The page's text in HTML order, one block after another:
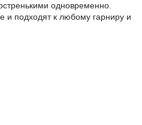
одновременно.
и подходят к любому гарниру и